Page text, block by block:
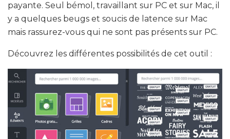
payante. Seul bémol, travaillant sur PC et sur Mac, il
y a quelques beugs et soucis de latence sur Mac
mais rassurez-vous qui ne sont pas présents sur PC.
Découvrez les différentes possibilités de cet outil :